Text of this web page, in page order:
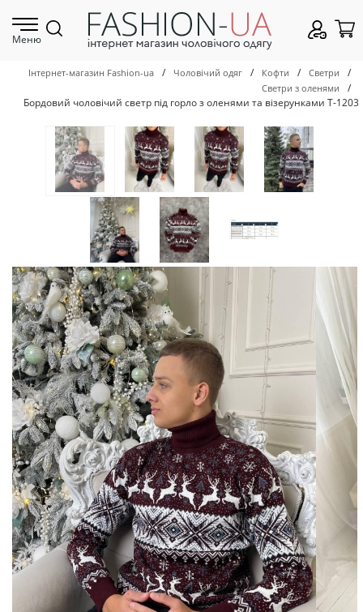
Меню
Інтернет-магазин Fashion-ua / Чоловічий одяг / Кофти / Светри /
Светри з оленями
/
Бордовий чоловічий светр під горло з оленями та візерунками Т-1203